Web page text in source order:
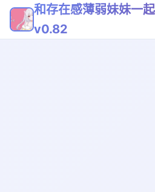
和存在感薄弱妹妹一
v0.82